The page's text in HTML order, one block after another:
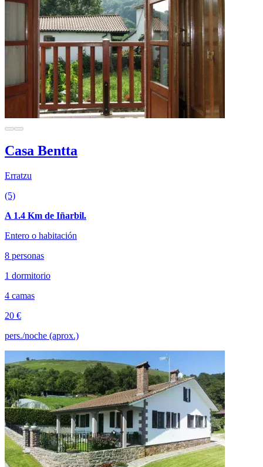
Casa Bentta
Erratzu
(5)
A 1.4 Km de Iñarbil.
Entero o habitación
8 personas
1 dormitorio
4 camas
20 €
pers./noche (aprox.)